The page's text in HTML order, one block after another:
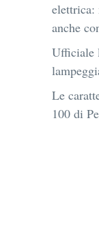
elettrica:
anche
Ufficiale
Le
100 di